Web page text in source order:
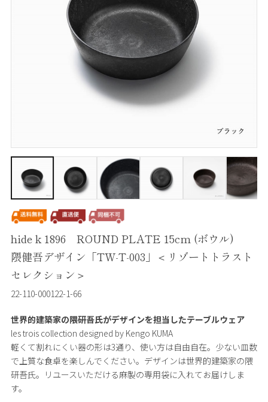
hide k 1896 ROUND PLATE 15cm (ボウル)
隈健吾デザイン「TW-T-003」＜リゾートトラスト
セレクション＞
22-110-000122-1-66
世界的建築家の隈研吾氏がデザインを担当したテーブルウェア
les trois collection designed by Kengo KUMA
軽くて割れにくい器の形は3通り、使い方は自由自在。少ない皿数
で上質な食卓を楽しんでください。デザインは世界的建築家の隈
研吾氏。リユースいただける麻製の専用袋に入れてお届けしま
す。